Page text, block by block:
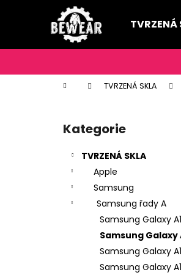
TVRZENÁ
Domů TVRZENÁ SKLA
Přeskočit
kategorie
Kategorie
TVRZENÁ SKLA
Apple
Samsung
Samsung řady A
Samsung Galaxy
Samsung Galaxy
Samsung Galaxy
Samsung Galaxy
í
k
Zpět
do
Zpět
do